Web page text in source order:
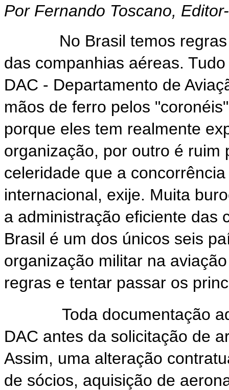
Por Fernando Toscano,
No Brasil temos regras
das companhias aéreas.
DAC - Departamento de
mãos de ferro pelos
porque eles tem realmente
organização, por outro é ruim
celeridade que a
internacional, exije. Muita
a administração eficiente das
Brasil é um dos únicos seis
organização militar na
regras e tentar passar os
Toda documentação
DAC antes da solicitação de
Assim, uma alteração
de sócios, aquisição de